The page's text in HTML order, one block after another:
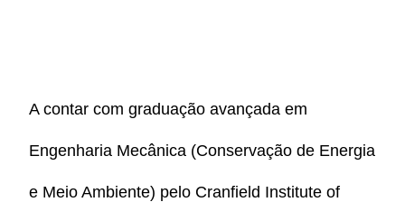
A contar com graduação avançada em
Engenharia Mecânica (Conservação de Energia
e Meio Ambiente) pelo Cranfield Institute of